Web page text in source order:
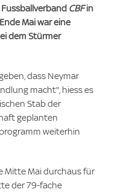
CBFin
Mai war eine
dem Stürmer
dass Neymar
macht", hiess es
Stab der
geplanten
weiterhin
Mitte Mai durchaus für
der 79-fache